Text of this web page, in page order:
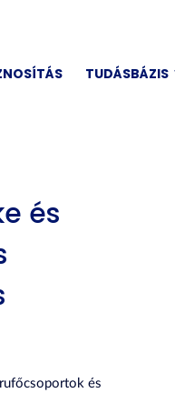
TUDÁSBÁZIS
és
és